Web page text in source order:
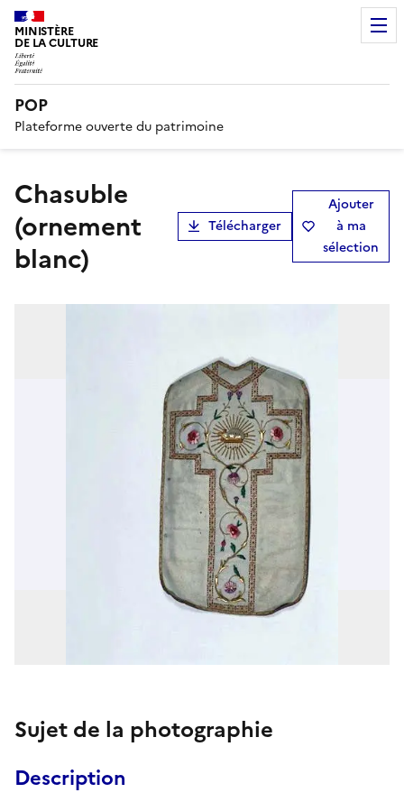
MINISTÈRE
DE LA CULTURE
POP
Plateforme ouverte du patrimoine
chasuble
(ornement
blanc)
Télécharger
Ajouter
à ma
sélection
Sujet de la photographie
Description